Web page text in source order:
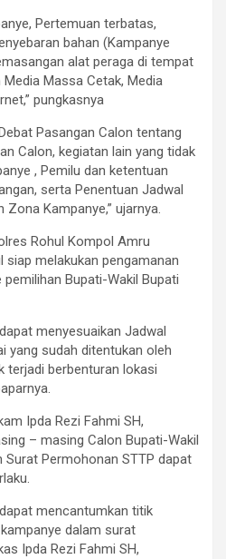
Pertemuan terbatas,
bahan (Kampanye
alat peraga di tempat
Massa Cetak, Media
pungkasnya
Pasangan Calon tentang
Calon, kegiatan lain yang tidak
, Pemilu dan ketentuan
serta Penentuan Jadwal
Kampanye,” ujarnya.
Rohul Kompol Amru
siap melakukan pengamanan
Bupati-Wakil Bupati
menyesuaikan Jadwal
yang sudah ditentukan oleh
terjadi berbenturan lokasi
Ipda Rezi Fahmi SH,
– masing Calon Bupati-Wakil
Surat Permohonan STTP dapat
mencantumkan titik
dalam surat
Ipda Rezi Fahmi SH,